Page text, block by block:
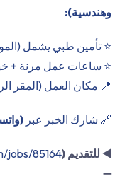
وهندسية):
⭐️ تأمين طبي يشمل
⭐️ ساعات عمل مرنة +
📍 مكان العمل (المقر
🔗 شارك الخبر عبر
◀️ للتقديم (jobs/85164
➖